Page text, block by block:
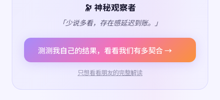
🔭 神秘观察者
「少说多看，存在感延迟到账。」
测测我自己的结果，看看我们有多契合 →
只想看看朋友的完整解读